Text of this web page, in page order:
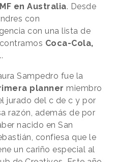
en Australia. Desde
con
con una lista de
Coca-Cola,
.
Sampedro fue la
planner miembro
jurado del c de c y por
razón, además de por
nacido en San
confiesa que le
un cariño especial al